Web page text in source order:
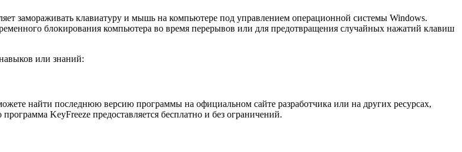
замораживать клавиатуру и мышь на компьютере под управлением операционной системы Windows.
блокирования компьютера во время перерывов или для предотвращения случайных нажатий клавиш
или знаний:
найти последнюю версию программы на официальном сайте разработчика или на других ресурсах,
KeyFreeze предоставляется бесплатно и без ограничений.